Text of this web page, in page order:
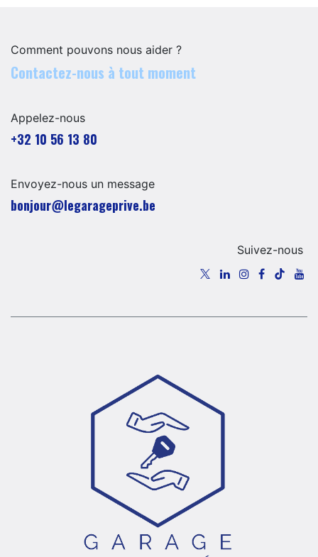
Comment pouvons nous aider ?
Contactez-nous à tout moment
Appelez-nous
+32 10 56 13 80
Envoyez-nous un message
​​​​​​​​​​​bo​n​jour​@​lega​ra​geprive.​b​e​​​
Suivez-nous